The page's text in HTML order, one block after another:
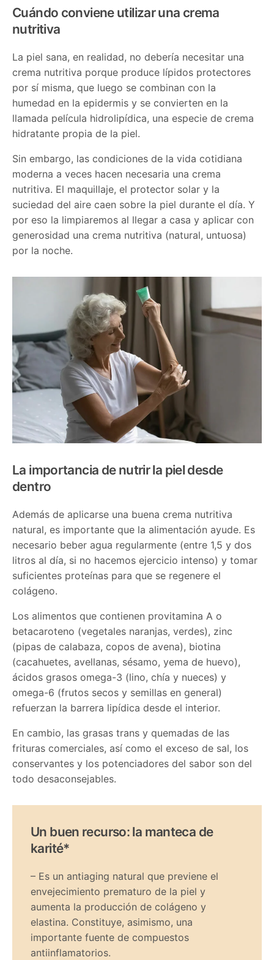
Cuándo conviene utilizar una crema
nutritiva
La piel sana, en realidad, no debería necesitar una
crema nutritiva porque produce lípidos protectores
por sí misma, que luego se combinan con la
humedad en la epidermis y se convierten en la
llamada película hidrolipídica, una especie de crema
hidratante propia de la piel.
Sin embargo, las condiciones de la vida cotidiana
moderna a veces hacen necesaria una crema
nutritiva. El maquillaje, el protector solar y la
suciedad del aire caen sobre la piel durante el día. Y
por eso la limpiaremos al llegar a casa y aplicar con
generosidad una crema nutritiva (natural, untuosa)
por la noche.
La importancia de nutrir la piel desde
dentro
Además de aplicarse una buena crema nutritiva
natural, es importante que la alimentación ayude. Es
necesario beber agua regularmente (entre 1,5 y dos
litros al día, si no hacemos ejercicio intenso) y tomar
suficientes proteínas para que se regenere el
colágeno.
Los alimentos que contienen provitamina A o
betacaroteno (vegetales naranjas, verdes), zinc
(pipas de calabaza, copos de avena), biotina
(cacahuetes, avellanas, sésamo, yema de huevo),
ácidos grasos omega-3 (lino, chía y nueces) y
omega-6 (frutos secos y semillas en general)
refuerzan la barrera lipídica desde el interior.
En cambio, las grasas trans y quemadas de las
frituras comerciales, así como el exceso de sal, los
conservantes y los potenciadores del sabor son del
todo desaconsejables.
Un buen recurso: la manteca de
karité*
– Es un antiaging natural que previene el
envejecimiento prematuro de la piel y
aumenta la producción de colágeno y
elastina. Constituye, asimismo, una
importante fuente de compuestos
antiinflamatorios.